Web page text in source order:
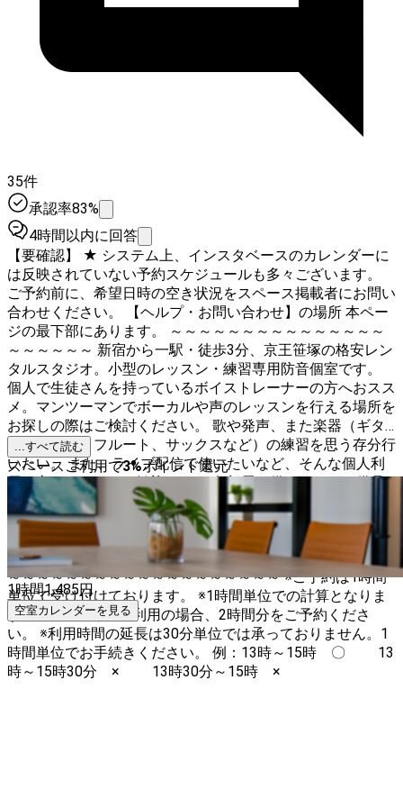
35件
承認率83%
4時間以内に回答
【要確認】 ★ システム上、インスタベースのカレンダーに
は反映されていない予約スケジュールも多々ございます。
ご予約前に、希望日時の空き状況をスペース掲載者にお問い
合わせください。 【ヘルプ・お問い合わせ】の場所 本ペー
ジの最下部にあります。 ～～～～～～～～～～～～～～～
～～～～～～ 新宿から一駅・徒歩3分、京王笹塚の格安レン
タルスタジオ。小型のレッスン・練習専用防音個室です。
個人で生徒さんを持っているボイストレーナーの方へおスス
メ。マンツーマンでボーカルや声のレッスンを行える場所を
お探しの際はご検討ください。 歌や発声、また楽器（ギタ
ー、ピアノ、フルート、サックスなど）の練習を思う存分行
いたい。 また、ライブ配信で使いたいなど、そんな個人利
用の方も、もちろん歓迎です。 各部屋に備わっている備品
は全て無料貸し出しします。 また、他の部屋の備品は、同
時間帯に利用がなければ移動して使うことも可能です。 定
期利用も可能です。ご相談ください。 注：下見ご希望の際
は、必ず事前にアポイントメントをお取りください。 ～～
～～～～～～～～～～～～～～～～～～～ ※ご予約は1時間
単位で受け付けております。 ※1時間単位での計算となりま
すので、1時間30分利用の場合、2時間分をご予約くださ
い。 ※利用時間の延長は30分単位では承っておりません。1
時間単位でお手続きください。 例：13時～15時 〇 13
時～15時30分 × 13時30分～15時 ×
...すべて読む
スペースご利用で3%ポイント還元
1時間1,485円
空室カレンダーを見る